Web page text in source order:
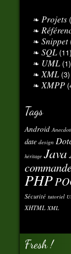
Projets
Snippet
SQL (11)
UML (1)
XML (3)
XMPP
Tags
Android
date design
héritage Java
PHP
Sécurité tutoriel
XHTML XML
Fresh !